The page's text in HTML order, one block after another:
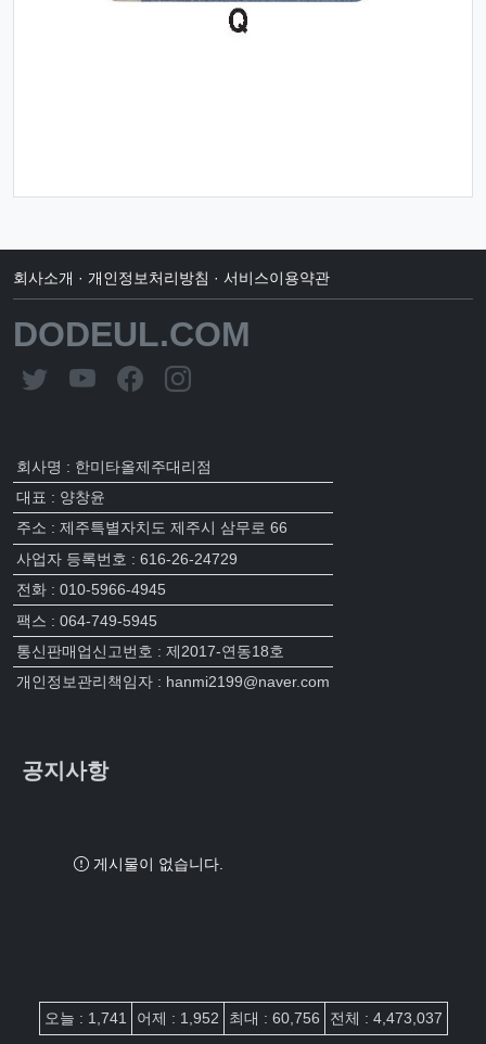
회사소개 · 개인정보처리방침 · 서비스이용약관
DODEUL.COM
회사명 : 한미타올제주대리점
대표 : 양창윤
주소 : 제주특별자치도 제주시 삼무로 66
사업자 등록번호 : 616-26-24729
전화 : 010-5966-4945
팩스 : 064-749-5945
통신판매업신고번호 : 제2017-연동18호
개인정보관리책임자 : hanmi2199@naver.com
공지사항
게시물이 없습니다.
접속자집계
오늘 : 1,741 어제 : 1,952 최대 : 60,756 전체 : 4,473,037